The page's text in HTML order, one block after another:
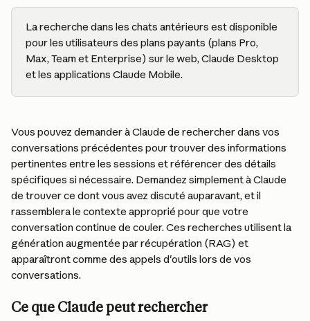
La recherche dans les chats antérieurs est disponible
pour les utilisateurs des plans payants (plans Pro,
Max, Team et Enterprise) sur le web, Claude Desktop
et les applications Claude Mobile.
Vous pouvez demander à Claude de rechercher dans vos
conversations précédentes pour trouver des informations
pertinentes entre les sessions et référencer des détails
spécifiques si nécessaire. Demandez simplement à Claude
de trouver ce dont vous avez discuté auparavant, et il
rassemblera le contexte approprié pour que votre
conversation continue de couler. Ces recherches utilisent la
génération augmentée par récupération (RAG) et
apparaîtront comme des appels d'outils lors de vos
conversations.
Ce que Claude peut rechercher